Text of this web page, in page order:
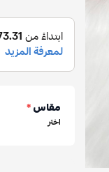
مقاس*
اختر